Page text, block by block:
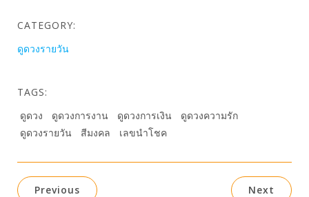
CATEGORY:
ดูดวงรายวัน
TAGS:
ดูดวง
ดูดวงการงาน ดูดวงการเงิน
ดูดวงความรัก
ดูดวงรายวัน
สีมงคล เลขนำโชค
Previous Next